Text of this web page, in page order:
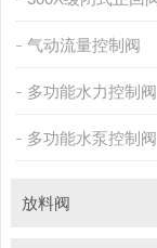
气动流量控制阀
多功能水力控制阀
多功能水泵控制阀
放料阀